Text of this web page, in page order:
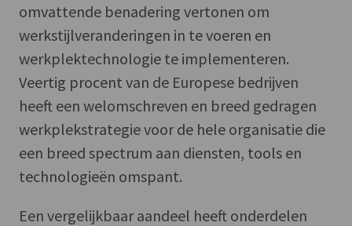
omvattende benadering vertonen om
werkstijlveranderingen in te voeren en
werkplektechnologie te implementeren.
Veertig procent van de Europese bedrijven
heeft een welomschreven en breed gedragen
werkplekstrategie voor de hele organisatie die
een breed spectrum aan diensten, tools en
technologieën omspant.
Een vergelijkbaar aandeel heeft onderdelen